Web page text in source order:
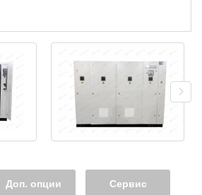
Доп. опции Сервис